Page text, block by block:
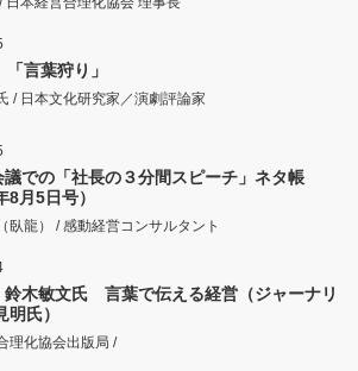
言葉狩り」
/ 日本文化研究家／演劇評論家
議での「社長の３分間スピーチ」ネタ帳
8月5日号）
臥龍） / 感動経営コンサルタント
鈴木敏文氏 言葉で伝える経営（ジャーナリ
明氏）
理化協会出版局 /